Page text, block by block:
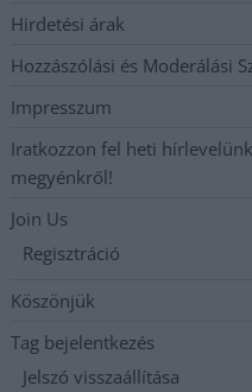
Hirdetési árak
Hozzászólási és Moderálási
Impresszum
Iratkozzon fel heti
megyénkről!
Join Us
Regisztráció
Köszönjük
Tag bejelentkezés
Jelszó visszaállítása